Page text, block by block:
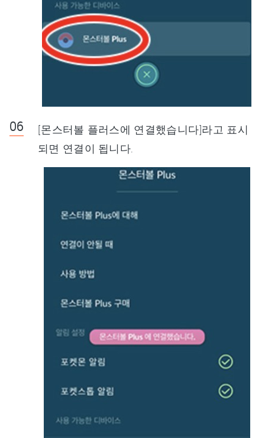
[몬스터볼 플러스에 연결했습니다]라고 표시
되면 연결이 됩니다.